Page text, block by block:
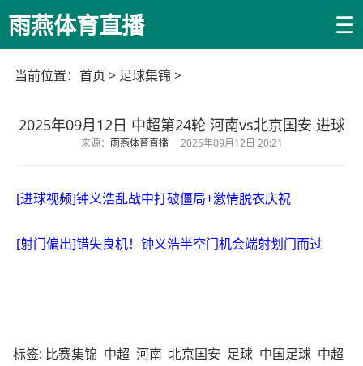
雨燕体育直播 ☰
当前位置： 首页 > 足球集锦 >
2025年09月12日 中超第24轮 河南vs北京国安 进球
来源： 雨燕体育直播 2025年09月12日 20:21
[进球视频]钟义浩乱战中打破僵局+激情脱衣庆祝
[射门偏出]错失良机！钟义浩半空门机会端射划门而过
标签: 比赛集锦 中超 河南 北京国安 足球 中国足球 中超